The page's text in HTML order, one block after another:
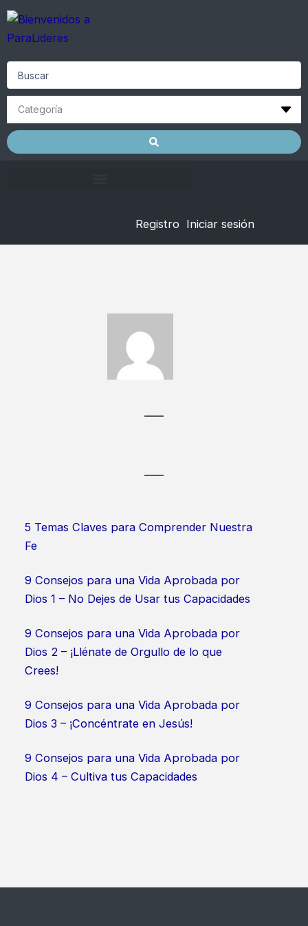
Skip
content
Registro Iniciar sesión
5 Temas Claves para Comprender Nuestra
Fe
9 Consejos para una Vida Aprobada por
Dios 1 – No Dejes de Usar tus Capacidades
9 Consejos para una Vida Aprobada por
Dios 2 – ¡Llénate de Orgullo de lo que
Crees!
9 Consejos para una Vida Aprobada por
Dios 3 – ¡Concéntrate en Jesús!
9 Consejos para una Vida Aprobada por
Dios 4 – Cultiva tus Capacidades